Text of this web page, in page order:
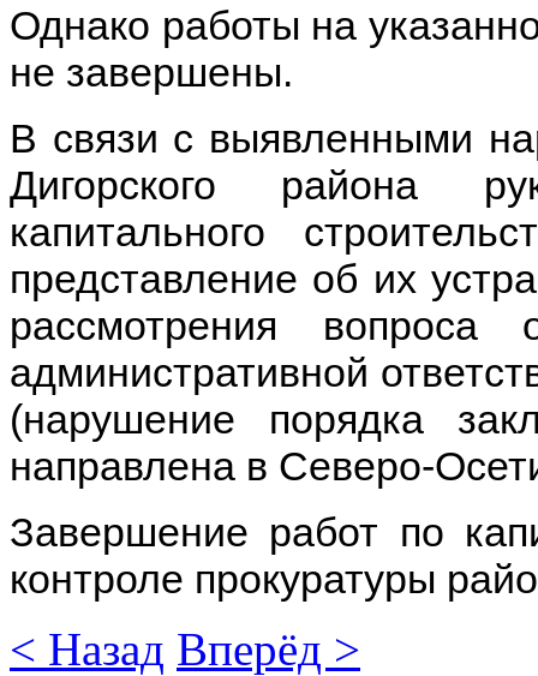
Однако работы на
не завершены.
В связи с выявленными
Дигорского района
капитального
представление об их
рассмотрения
административной
(нарушение порядка
направлена в Северо-
Завершение работ по
контроле прокуратуры
< Назад Вперёд >